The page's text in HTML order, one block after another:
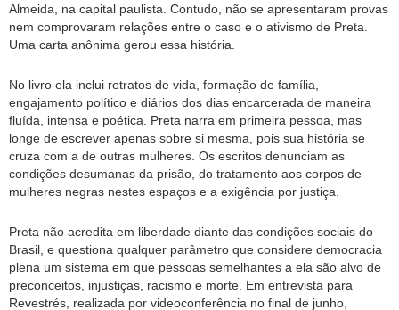
Almeida, na capital paulista. Contudo, não se apresentaram provas
nem comprovaram relações entre o caso e o ativismo de Preta.
Uma carta anônima gerou essa história.
No livro ela inclui retratos de vida, formação de família,
engajamento político e diários dos dias encarcerada de maneira
fluída, intensa e poética. Preta narra em primeira pessoa, mas
longe de escrever apenas sobre si mesma, pois sua história se
cruza com a de outras mulheres. Os escritos denunciam as
condições desumanas da prisão, do tratamento aos corpos de
mulheres negras nestes espaços e a exigência por justiça.
Preta não acredita em liberdade diante das condições sociais do
Brasil, e questiona qualquer parâmetro que considere democracia
plena um sistema em que pessoas semelhantes a ela são alvo de
preconceitos, injustiças, racismo e morte. Em entrevista para
Revestrés, realizada por videoconferência no final de junho,